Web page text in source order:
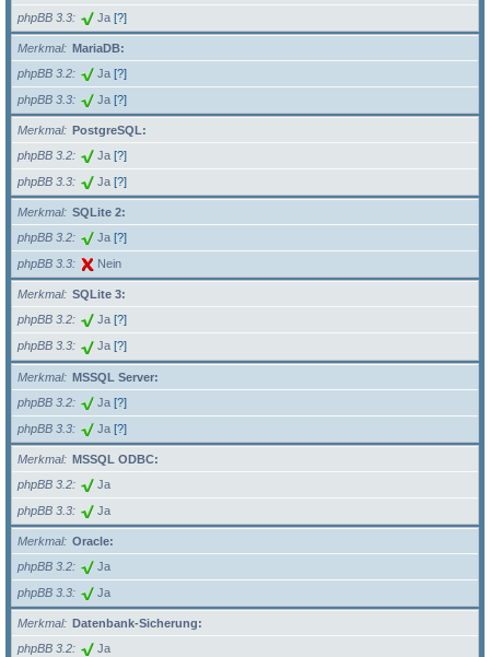
phpBB 3.3 Ja [?]
Merkmal
MariaDB:
phpBB 3.2
Ja [?]
phpBB 3.3 Ja [?]
Merkmal
PostgreSQL:
phpBB 3.2
Ja [?]
phpBB 3.3 Ja [?]
Merkmal
SQLite 2:
phpBB 3.2
Ja [?]
phpBB 3.3 Nein
Merkmal
SQLite 3:
phpBB 3.2
Ja [?]
phpBB 3.3 Ja [?]
Merkmal
MSSQL Server:
phpBB 3.2
Ja [?]
phpBB 3.3 Ja [?]
Merkmal
MSSQL ODBC:
phpBB 3.2
Ja
phpBB 3.3 Ja
Merkmal
Oracle:
phpBB 3.2
Ja
phpBB 3.3 Ja
Merkmal
Datenbank-Sicherung:
phpBB 3.2
Ja